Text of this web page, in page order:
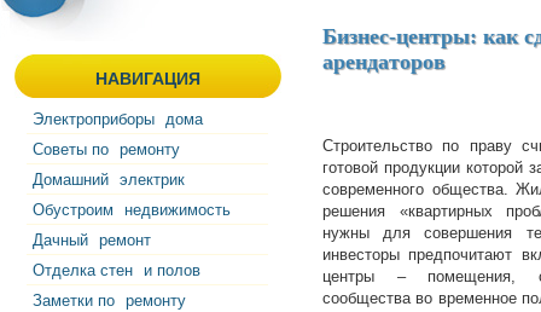
НАВИГАЦИЯ
Электроприборы дома
Советы по ремонту
Домашний электрик
Обустроим
недвижимость
Дачный ремонт
Отделка стен
и полов
Заметки по ремонту
Бизнес-центры: как
арендаторов
Строительство по праву
готовой продукции которой
современного общества.
решения «квартирных
нужны для совершения
инвесторы предпочитают
центры – помещения,
сообщества во временное